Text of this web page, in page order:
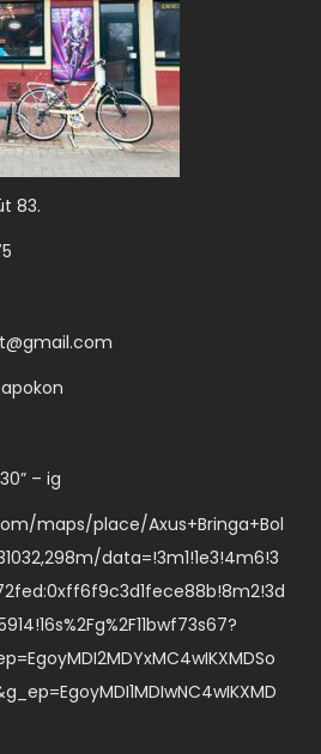
83.
– ig
maps/place/Axus+Bringa+Bol
data=!3m1!1e3!4m6!3